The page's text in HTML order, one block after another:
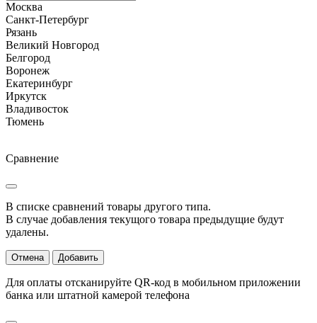
Москва
Санкт-Петербург
Рязань
Великий Новгород
Белгород
Воронеж
Екатеринбург
Иркутск
Владивосток
Тюмень
Сравнение
В списке сравнений товары другого типа.
В случае добавления текущого товара предыдущие будут
удалены.
Отмена Добавить
Для оплаты отсканируйте QR-код в мобильном приложении
банка или штатной камерой телефона